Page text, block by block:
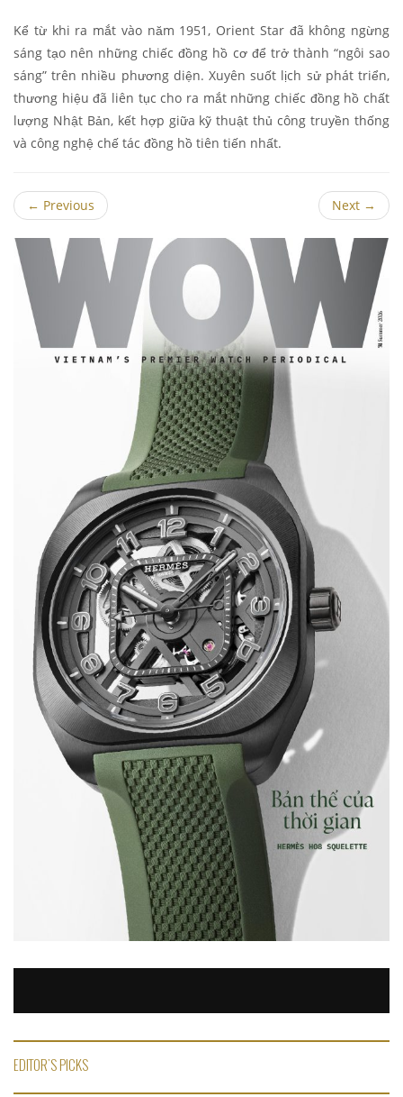
Kể từ khi ra mắt vào năm 1951, Orient Star đã không ngừng
sáng tạo nên những chiếc đồng hồ cơ để trở thành “ngôi sao
sáng” trên nhiều phương diện. Xuyên suốt lịch sử phát triển,
thương hiệu đã liên tục cho ra mắt những chiếc đồng hồ chất
lượng Nhật Bản, kết hợp giữa kỹ thuật thủ công truyền thống
và công nghệ chế tác đồng hồ tiên tiến nhất.
← Previous Next →
EDITOR'S PICKS